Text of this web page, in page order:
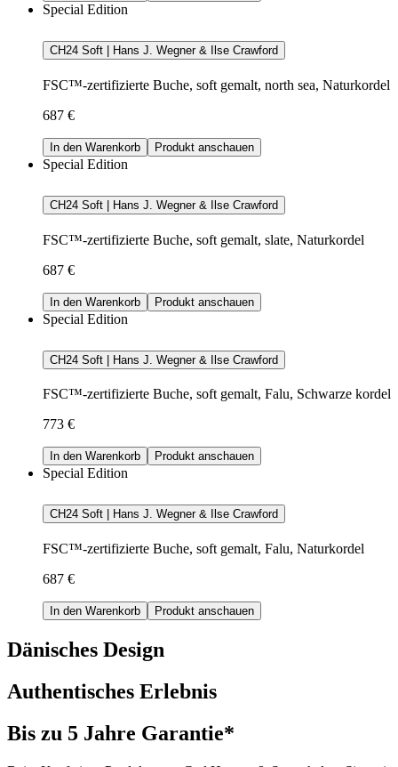
Special Edition
CH24 Soft | Hans J. Wegner & Ilse Crawford
FSC™-zertifizierte Buche, soft gemalt, north sea, Naturkordel
687 €
In den Warenkorb Produkt anschauen
Special Edition
CH24 Soft | Hans J. Wegner & Ilse Crawford
FSC™-zertifizierte Buche, soft gemalt, slate, Naturkordel
687 €
In den Warenkorb Produkt anschauen
Special Edition
CH24 Soft | Hans J. Wegner & Ilse Crawford
FSC™-zertifizierte Buche, soft gemalt, Falu, Schwarze kordel
773 €
In den Warenkorb Produkt anschauen
Special Edition
CH24 Soft | Hans J. Wegner & Ilse Crawford
FSC™-zertifizierte Buche, soft gemalt, Falu, Naturkordel
687 €
In den Warenkorb Produkt anschauen
Dänisches Design
Authentisches Erlebnis
Bis zu 5 Jahre Garantie*